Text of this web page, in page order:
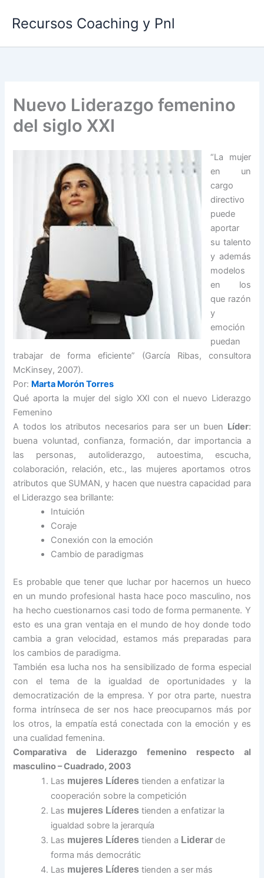
Recursos Coaching y Pnl
Nuevo Liderazgo femenino
del siglo XXI
“La mujer
en un
cargo
directivo
puede
aportar
su talento
y además
modelos
en los
que razón
y
emoción
puedan
trabajar de forma eficiente” (García Ribas, consultora
McKinsey, 2007).
Por: Marta Morón Torres
Qué aporta la mujer del siglo XXI con el nuevo Liderazgo
Femenino
A todos los atributos necesarios para ser un buen Líder:
buena voluntad, confianza, formación, dar importancia a
las personas, autoliderazgo, autoestima, escucha,
colaboración, relación, etc., las mujeres aportamos otros
atributos que SUMAN, y hacen que nuestra capacidad para
el Liderazgo sea brillante:
Intuición
Coraje
Conexión con la emoción
Cambio de paradigmas
Es probable que tener que luchar por hacernos un hueco
en un mundo profesional hasta hace poco masculino, nos
ha hecho cuestionarnos casi todo de forma permanente. Y
esto es una gran ventaja en el mundo de hoy donde todo
cambia a gran velocidad, estamos más preparadas para
los cambios de paradigma.
También esa lucha nos ha sensibilizado de forma especial
con el tema de la igualdad de oportunidades y la
democratización de la empresa. Y por otra parte, nuestra
forma intrínseca de ser nos hace preocuparnos más por
los otros, la empatía está conectada con la emoción y es
una cualidad femenina.
Comparativa de Liderazgo femenino respecto al
masculino – Cuadrado, 2003
Las mujeres Líderestienden a enfatizar la
cooperación sobre la competición
Las mujeres Líderestienden a enfatizar la
igualdad sobre la jerarquía
Las mujeres Líderestienden a Liderar de
forma más democrátic
Las mujeres Líderestienden a ser más